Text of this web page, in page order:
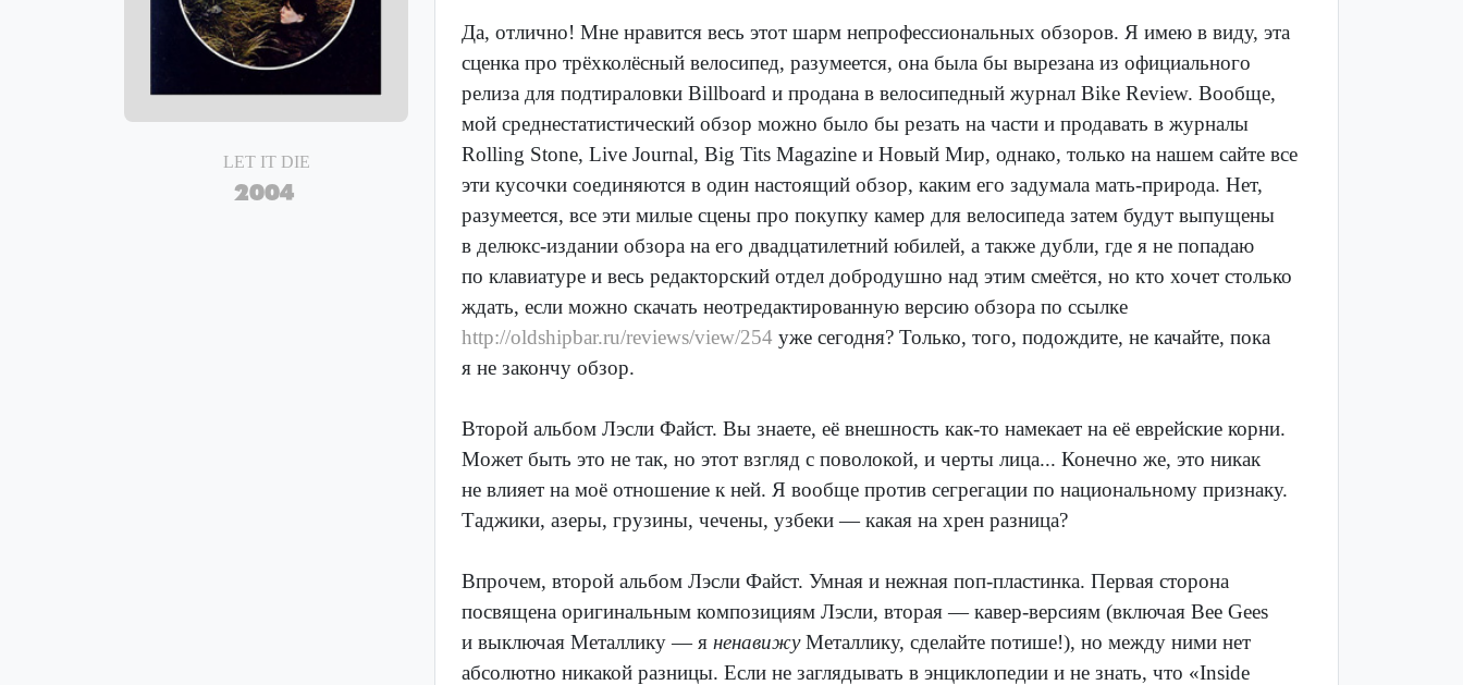
LET IT DIE
2004
Да, отлично! Мне нравится весь этот шарм непрофессиональных обзоров. Я имею в виду, эта
сценка про трёхколёсный велосипед, разумеется, она была бы вырезана из официального
релиза для подтираловки Billboard и продана в велосипедный журнал Bike Review. Вообще,
мой среднестатистический обзор можно было бы резать на части и продавать в журналы
Rolling Stone, Live Journal, Big Tits Magazine и Новый Мир, однако, только на нашем сайте все
эти кусочки соединяются в один настоящий обзор, каким его задумала мать-природа. Нет,
разумеется, все эти милые сцены про покупку камер для велосипеда затем будут выпущены
в делюкс-издании обзора на его двадцатилетний юбилей, а также дубли, где я не попадаю
по клавиатуре и весь редакторский отдел добродушно над этим смеётся, но кто хочет столько
ждать, если можно скачать неотредактированную версию обзора по ссылке
http://oldshipbar.ru/reviews/view/254 уже сегодня? Только, того, подождите, не качайте, пока
я не закончу обзор.
Второй альбом Лэсли Файст. Вы знаете, её внешность как-то намекает на её еврейские корни.
Может быть это не так, но этот взгляд с поволокой, и черты лица... Конечно же, это никак
не влияет на моё отношение к ней. Я вообще против сегрегации по национальному признаку.
Таджики, азеры, грузины, чечены, узбеки — какая на хрен разница?
Впрочем, второй альбом Лэсли Файст. Умная и нежная поп-пластинка. Первая сторона
посвящена оригинальным композициям Лэсли, вторая — кавер-версиям (включая Bee Gees
и выключая Металлику — я ненавижуМеталлику, сделайте потише!), но между ними нет
абсолютно никакой разницы. Если не заглядывать в энциклопедии и не знать, что «Inside